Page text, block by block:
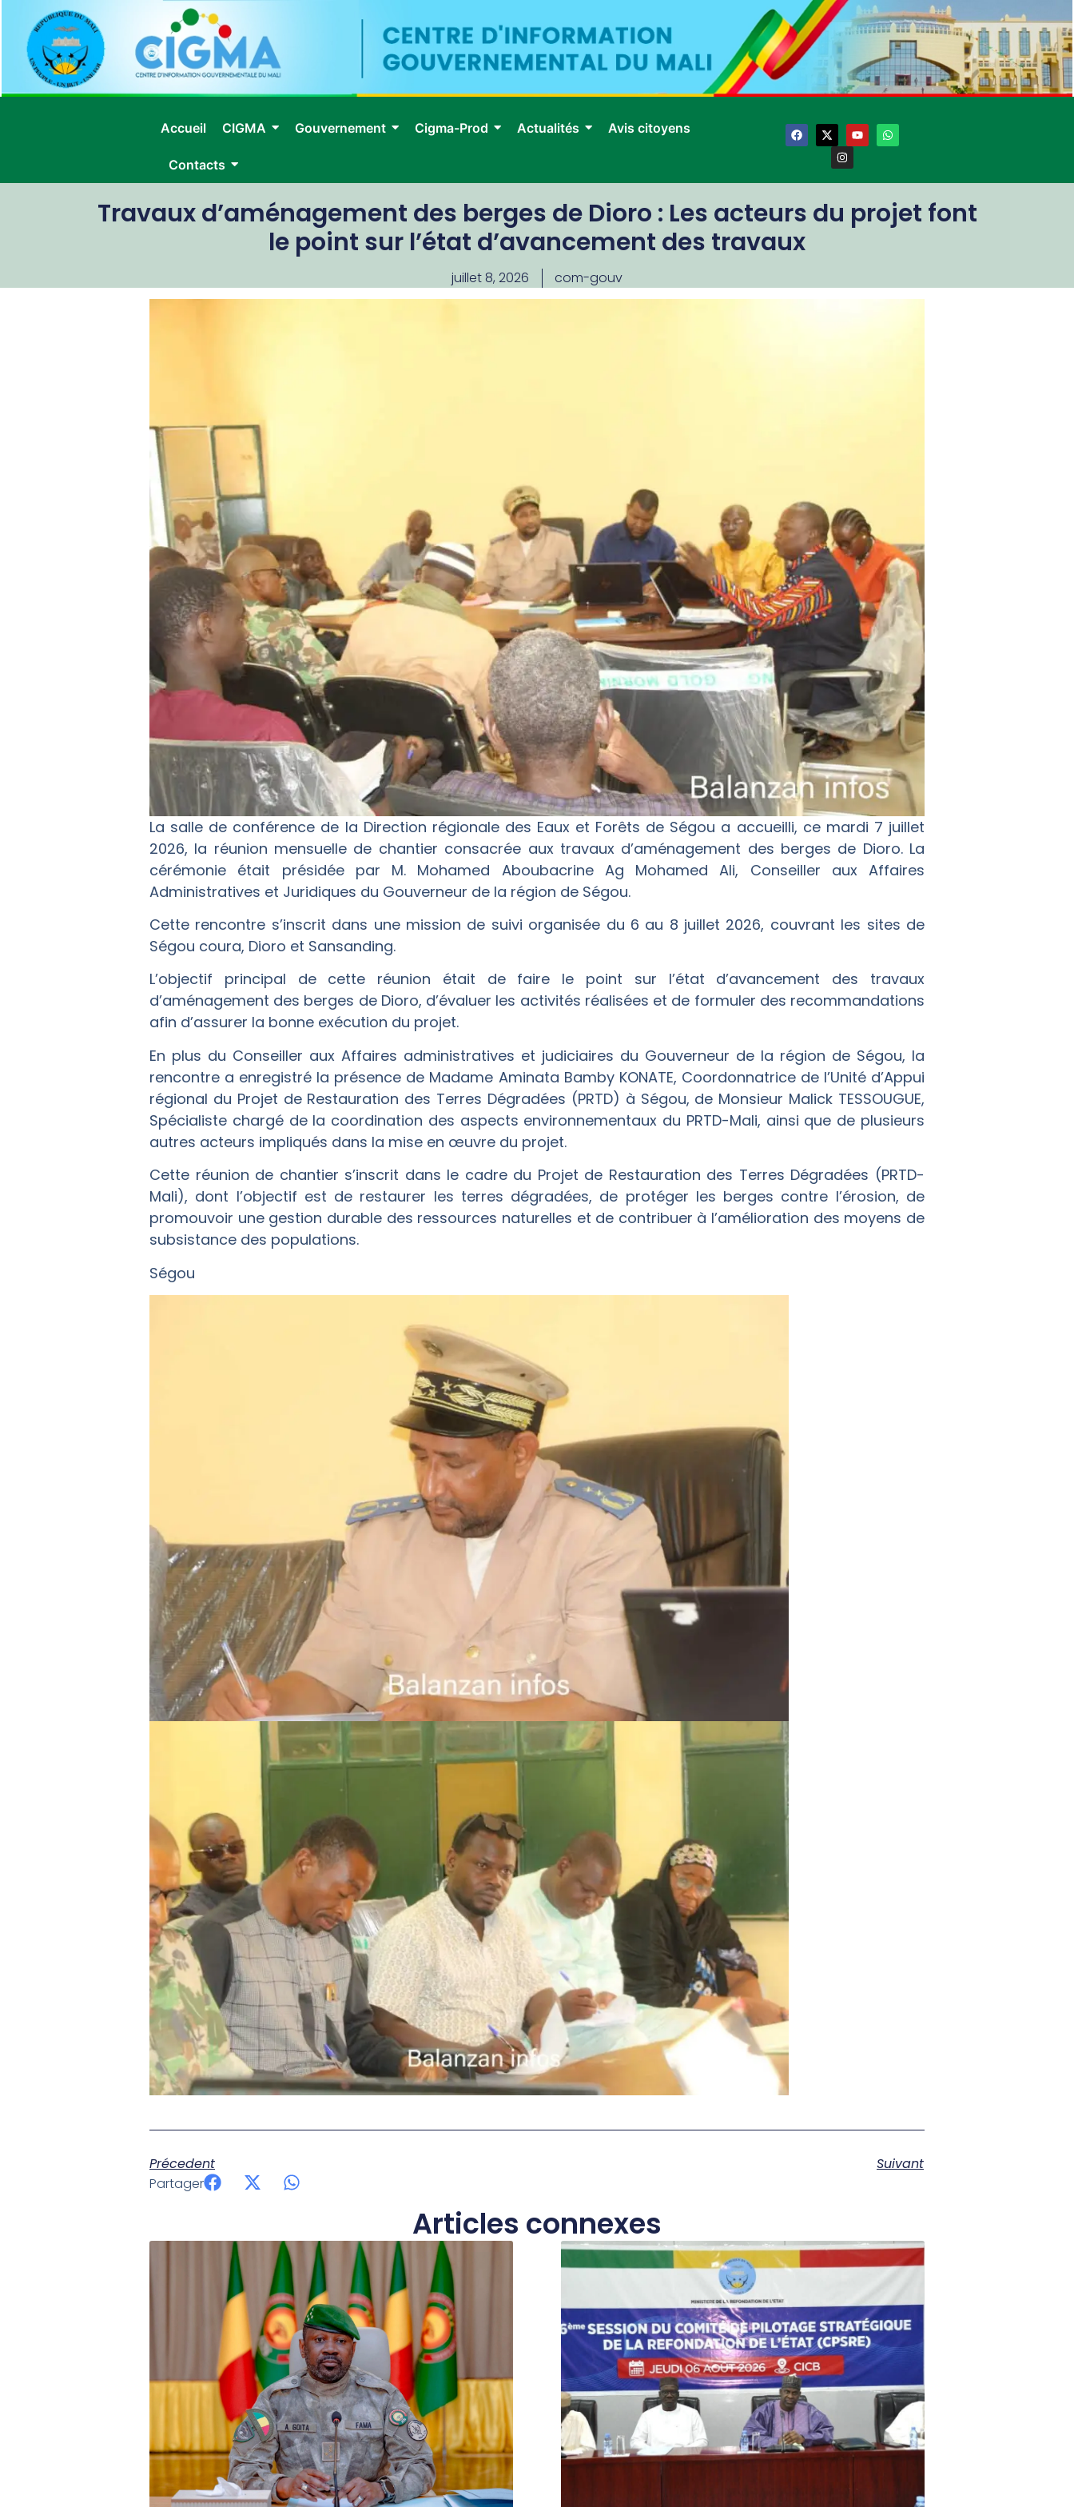
Accueil CIGMA Gouvernement Cigma-Prod Actualités Avis citoyens
Contacts
Travaux d’aménagement des berges de Dioro : Les acteurs du projet font
le point sur l’état d’avancement des travaux
juillet 8, 2026 com-gouv
La salle de conférence de la Direction régionale des Eaux et Forêts de Ségou a accueilli, ce mardi 7 juillet
2026, la réunion mensuelle de chantier consacrée aux travaux d’aménagement des berges de Dioro. La
cérémonie était présidée par M. Mohamed Aboubacrine Ag Mohamed Ali, Conseiller aux Affaires
Administratives et Juridiques du Gouverneur de la région de Ségou.
Cette rencontre s’inscrit dans une mission de suivi organisée du 6 au 8 juillet 2026, couvrant les sites de
Ségou coura, Dioro et Sansanding.
L’objectif principal de cette réunion était de faire le point sur l’état d’avancement des travaux
d’aménagement des berges de Dioro, d’évaluer les activités réalisées et de formuler des recommandations
afin d’assurer la bonne exécution du projet.
En plus du Conseiller aux Affaires administratives et judiciaires du Gouverneur de la région de Ségou, la
rencontre a enregistré la présence de Madame Aminata Bamby KONATE, Coordonnatrice de l’Unité d’Appui
régional du Projet de Restauration des Terres Dégradées (PRTD) à Ségou, de Monsieur Malick TESSOUGUE,
Spécialiste chargé de la coordination des aspects environnementaux du PRTD-Mali, ainsi que de plusieurs
autres acteurs impliqués dans la mise en œuvre du projet.
Cette réunion de chantier s’inscrit dans le cadre du Projet de Restauration des Terres Dégradées (PRTD-
Mali), dont l’objectif est de restaurer les terres dégradées, de protéger les berges contre l’érosion, de
promouvoir une gestion durable des ressources naturelles et de contribuer à l’amélioration des moyens de
subsistance des populations.
Ségou
Précedent
Suivant
Partager
Articles connexes